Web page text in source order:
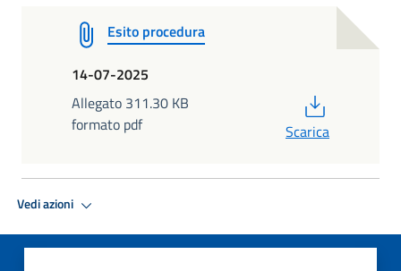
Esito procedura
14-07-2025
Allegato 311.30 KB
formato pdf
Scarica
Vedi azioni